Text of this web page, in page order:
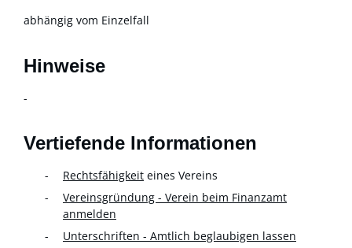
abhängig vom Einzelfall
Hinweise
-
Vertiefende Informationen
Rechtsfähigkeit eines Vereins
Vereinsgründung - Verein beim Finanzamt
anmelden
Unterschriften - Amtlich beglaubigen lassen